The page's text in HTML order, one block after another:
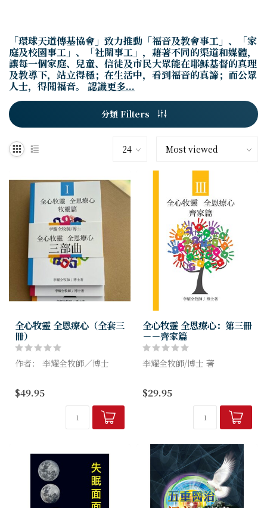
「環球天道傳基協會」致力推動「福音及教會事工」、「家
庭及校園事工」、「社關事工」，藉著不同的渠道和媒體，
讓每一個家庭、兒童、信徒及市民大眾能在耶穌基督的真理
及教導下，站立得穩；在生活中，看到福音的真諦；而公眾
人士，得聞福音。 認識更多...
分類 Filters
全心牧靈 全恩療心（全套三
冊）
作者： 李耀全牧師／博士
書，只不過是一些常見的實
例，為更具體應用筆者輔導、
治療、牧靈的理念。讀者可從
15個分類中尋找和閱讀有興
$49.95
全心牧靈 全恩療心：第三冊
－－齊家篇
李耀全牧師/博士 著
在家庭生活中常見的挑戰與困
惑，包括從靈性的角度處理一
些基督徒婚姻磨合中之矛盾和
青少年成長之掙扎。當然「案
$29.95